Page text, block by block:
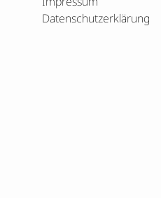
Datenschutzerklärung